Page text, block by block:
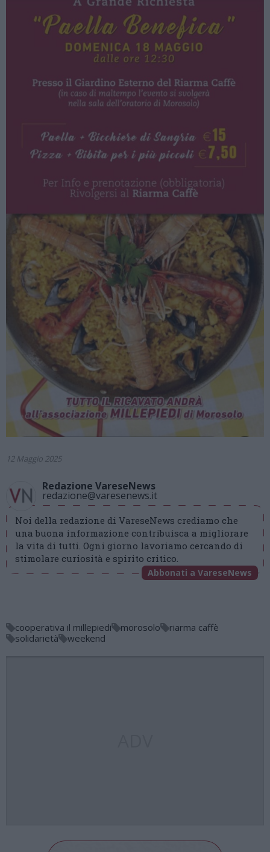
12 Maggio 2025
Redazione VareseNews
redazione@varesenews.it
Noi della redazione di VareseNews crediamo che
una buona informazione contribuisca a migliorare
la vita di tutti. Ogni giorno lavoriamo cercando di
stimolare curiosità e spirito critico.
Abbonati a VareseNews
cooperativa il millepiedi morosolo
riarma caffè
solidarietà
weekend